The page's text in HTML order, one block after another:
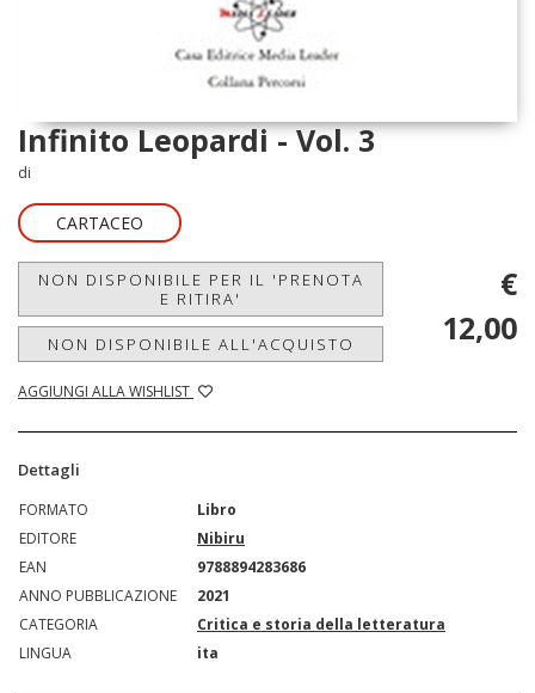
Infinito Leopardi - Vol. 3
di
CARTACEO
NON DISPONIBILE PER IL 'PRENOTA
E RITIRA'
NON DISPONIBILE ALL'ACQUISTO
AGGIUNGI ALLA WISHLIST
€
12,00
Dettagli
FORMATO
Libro
EDITORE
Nibiru
EAN
9788894283686
ANNO PUBBLICAZIONE
2021
CATEGORIA
Critica e storia della letteratura
LINGUA
ita